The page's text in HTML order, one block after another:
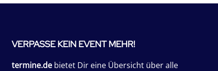
VERPASSE KEIN EVENT MEHR!
termine.de bietet Dir eine Übersicht über alle